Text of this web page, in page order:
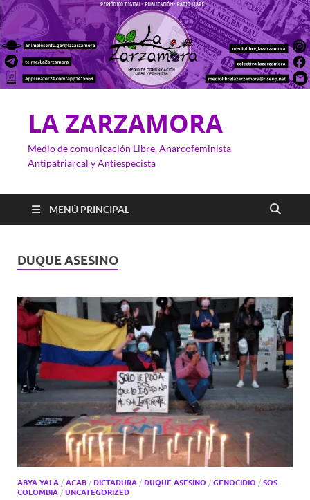
LA ZARZAMORA
Medio de comunicación Libre, Anarcofeminista
Antipatriarcal y Antiespecista
MENÚ PRINCIPAL
DUQUE ASESINO
ABYA YALA / ACAB / DICTADURA / DUQUE ASESINO / GENOCIDIO / SOS
COLOMBIA / UNCATEGORIZED